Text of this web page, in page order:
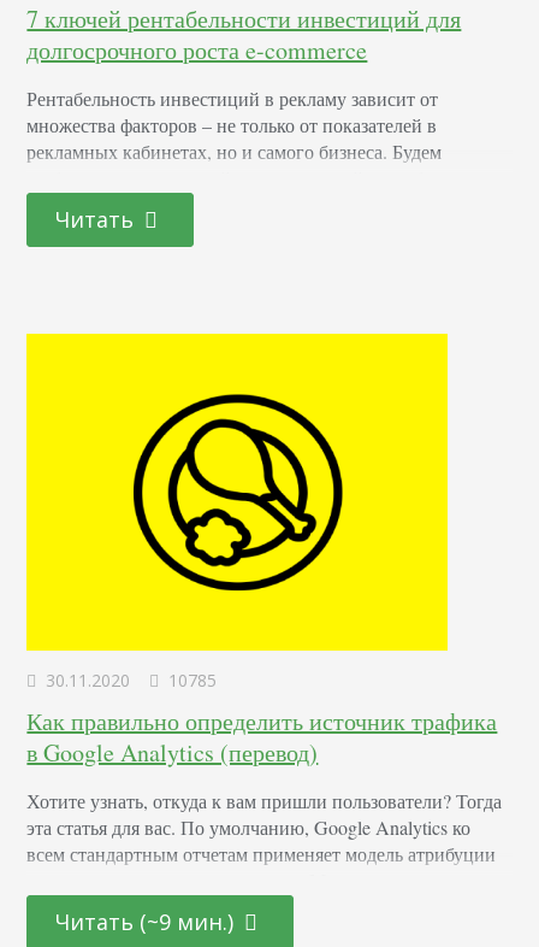
7 ключей рентабельности инвестиций для
долгосрочного роста e-commerce
Рентабельность инвестиций в рекламу зависит от
множества факторов – не только от показателей в
рекламных кабинетах, но и самого бизнеса. Будем
рекламных инвестиций. Узнаете, как посчитать ROAS без
ошибок, как использовать показатель при планировании
Читать
30.11.2020 10785
Как правильно определить источник трафика
в Google Analytics (перевод)
Хотите узнать, откуда к вам пришли пользователи? Тогда
эта статья для вас. По умолчанию, Google Analytics ко
всем стандартным отчетам применяет модель атрибуции
сравнением моделей и многоканальных отчетов, чтобы
больше узнать об эффективности конкретного канала. Но
Читать (~9 мин.)